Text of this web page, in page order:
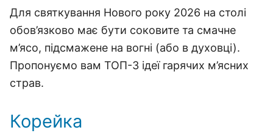
Для святкування Нового року 2026 на столі
обов’язково має бути соковите та смачне
м’ясо, підсмажене на вогні (або в духовці).
Пропонуємо вам ТОП-3 ідеї гарячих м’ясних
страв.
Корейка